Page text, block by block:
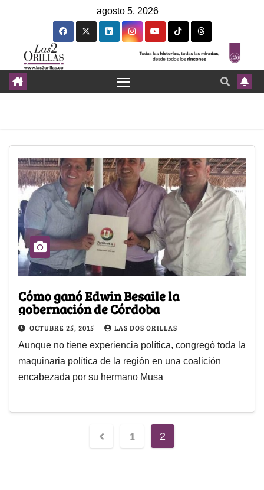
agosto 5, 2026
Cómo ganó Edwin Besaile la
gobernación de Córdoba
OCTUBRE 25, 2015 LAS DOS ORILLAS
Aunque no tiene experiencia política, congregó toda la
maquinaria política de la región en una coalición
encabezada por su hermano Musa
1 2